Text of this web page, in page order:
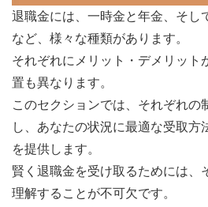
退職金には、一時金と年金、そし
など、様々な種類があります。
それぞれにメリット・デメリット
置も異なります。
このセクションでは、それぞれの
し、あなたの状況に最適な受取方
を提供します。
賢く退職金を受け取るためには、
理解することが不可欠です。